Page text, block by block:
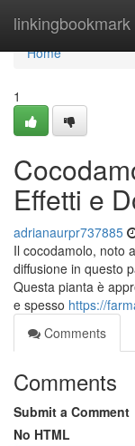
linkingbookmark
Home
Home
1
Effetti e
adrianaurpr737885
Il cocodamolo, noto
diffusione in questo
Questa pianta è
e spesso https://
Comments
Comments
Submit a Comment
No HTML